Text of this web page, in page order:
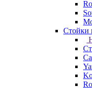
Стойки